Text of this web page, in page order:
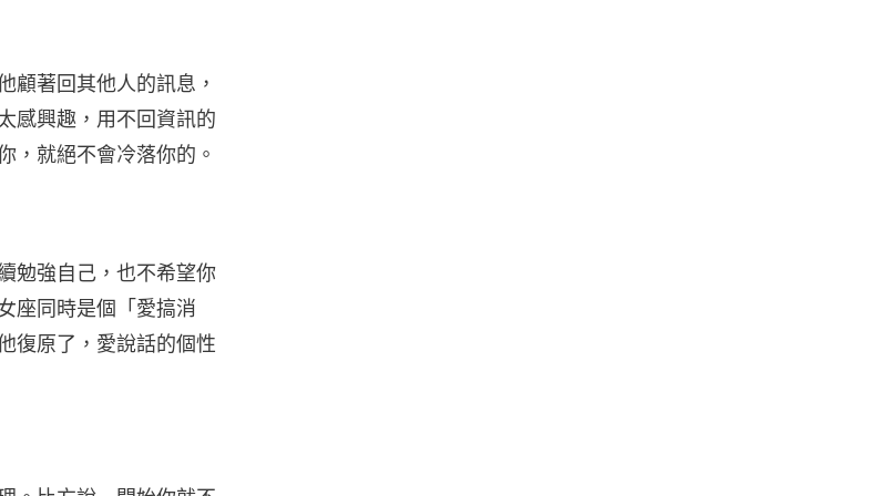
顧著回其他人的訊息，
感興趣，用不回資訊的
，就絕不會冷落你的。
勉強自己，也不希望你
座同時是個「愛搞消
復原了，愛說話的個性